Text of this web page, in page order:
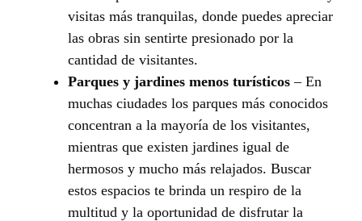
visitas más tranquilas, donde puedes apreciar
las obras sin sentirte presionado por la
cantidad de visitantes.
Parques y jardines menos turísticos – En
muchas ciudades los parques más conocidos
concentran a la mayoría de los visitantes,
mientras que existen jardines igual de
hermosos y mucho más relajados. Buscar
estos espacios te brinda un respiro de la
multitud y la oportunidad de disfrutar la